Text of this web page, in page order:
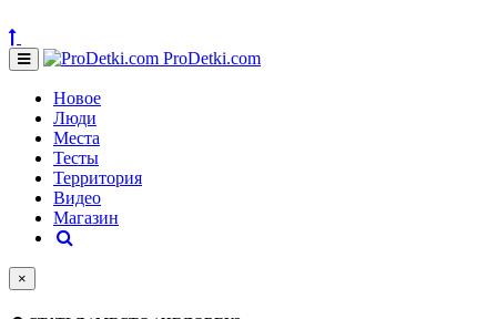
ProDetki.com
Новое
Люди
Места
Тесты
Территория
Видео
Магазин
×